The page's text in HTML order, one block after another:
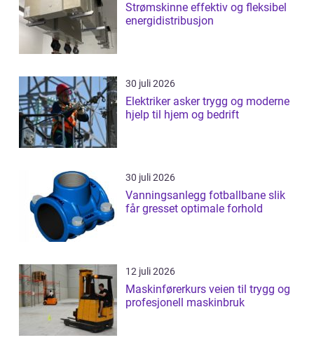
Strømskinne effektiv og fleksibel
energidistribusjon
30 juli 2026
Elektriker asker trygg og moderne
hjelp til hjem og bedrift
30 juli 2026
Vanningsanlegg fotballbane slik
får gresset optimale forhold
12 juli 2026
Maskinførerkurs veien til trygg og
profesjonell maskinbruk